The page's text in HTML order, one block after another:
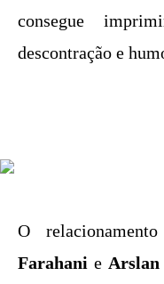
consegue
descontração e
O
Farahanie Arslan